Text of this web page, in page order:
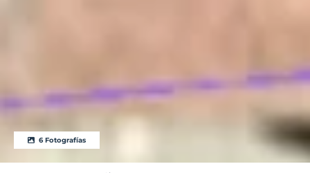
6 Fotografías